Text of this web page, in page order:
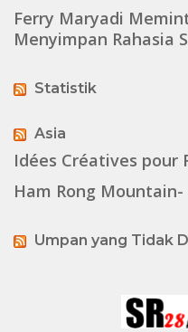
Ferry Maryadi
Menyimpan Rahasia
Statistik
Asia
Idées Créatives pour
Ham Rong Mountain-
Umpan yang Tidak